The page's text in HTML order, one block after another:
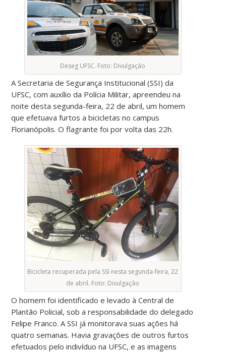
Deseg UFSC. Foto: Divulgação
A Secretaria de Segurança Institucional (SSI) da
UFSC, com auxílio da Polícia Militar, apreendeu na
noite desta segunda-feira, 22 de abril, um homem
que efetuava furtos a bicicletas no campus
Florianópolis. O flagrante foi por volta das 22h.
Bicicleta recuperada pela SSI nesta segunda-feira, 22
de abril. Foto: Divulgação
O homem foi identificado e levado à Central de
Plantão Policial, sob a responsabilidade do delegado
Felipe Franco. A SSI já monitorava suas ações há
quatro semanas. Havia gravações de outros furtos
efetuados pelo indivíduo na UFSC, e as imagens